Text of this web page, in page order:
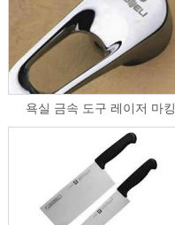
욕실 금속 도구 레이저 마킹